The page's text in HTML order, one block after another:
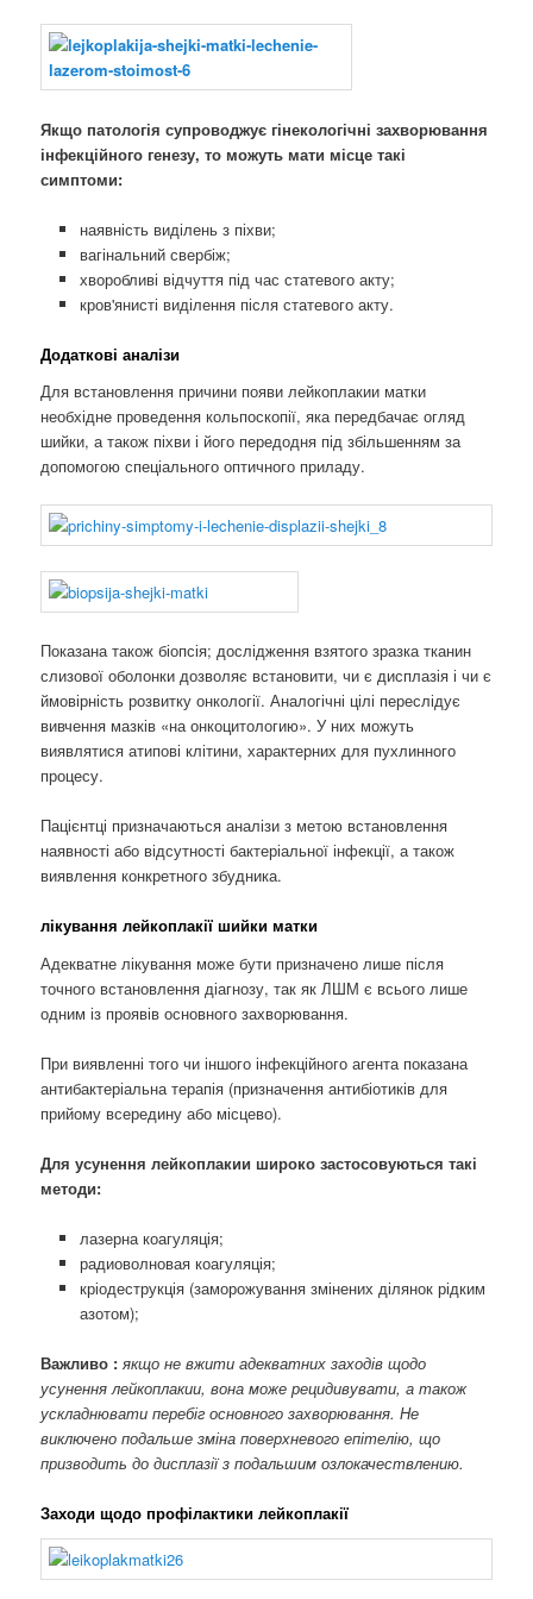
Якщо патологія супроводжує гінекологічні захворювання
інфекційного генезу, то можуть мати місце такі
симптоми:
наявність виділень з піхви;
вагінальний свербіж;
хворобливі відчуття під час статевого акту;
кров'янисті виділення після статевого акту.
Додаткові аналізи
Для встановлення причини появи лейкоплакии матки
необхідне проведення кольпоскопії, яка передбачає огляд
шийки, а також піхви і його передодня під збільшенням за
допомогою спеціального оптичного приладу.
Показана також біопсія; дослідження взятого зразка тканин
слизової оболонки дозволяє встановити, чи є дисплазія і чи є
ймовірність розвитку онкології. Аналогічні цілі переслідує
вивчення мазків «на онкоцитологию». У них можуть
виявлятися атипові клітини, характерних для пухлинного
процесу.
Пацієнтці призначаються аналізи з метою встановлення
наявності або відсутності бактеріальної інфекції, а також
виявлення конкретного збудника.
лікування лейкоплакії шийки матки
Адекватне лікування може бути призначено лише після
точного встановлення діагнозу, так як ЛШМ є всього лише
одним із проявів основного захворювання.
При виявленні того чи іншого інфекційного агента показана
антибактеріальна терапія (призначення антибіотиків для
прийому всередину або місцево).
Для усунення лейкоплакии широко застосовуються такі
методи:
лазерна коагуляція;
радиоволновая коагуляція;
кріодеструкція (заморожування змінених ділянок рідким
азотом);
Важливо :якщо не вжити адекватних заходів щодо
усунення лейкоплакии, вона може рецидивувати, а також
ускладнювати перебіг основного захворювання. Не
виключено подальше зміна поверхневого епітелію, що
призводить до дисплазії з подальшим озлокачествлению.
Заходи щодо профілактики лейкоплакії